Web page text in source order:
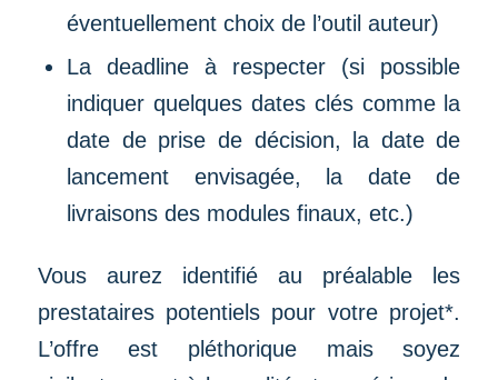
éventuellement choix de l’outil auteur)
La deadline à respecter (si possible
indiquer quelques dates clés comme la
date de prise de décision, la date de
lancement envisagée, la date de
livraisons des modules finaux, etc.)
Vous aurez identifié au préalable les
prestataires potentiels pour votre projet*.
L’offre est pléthorique mais soyez